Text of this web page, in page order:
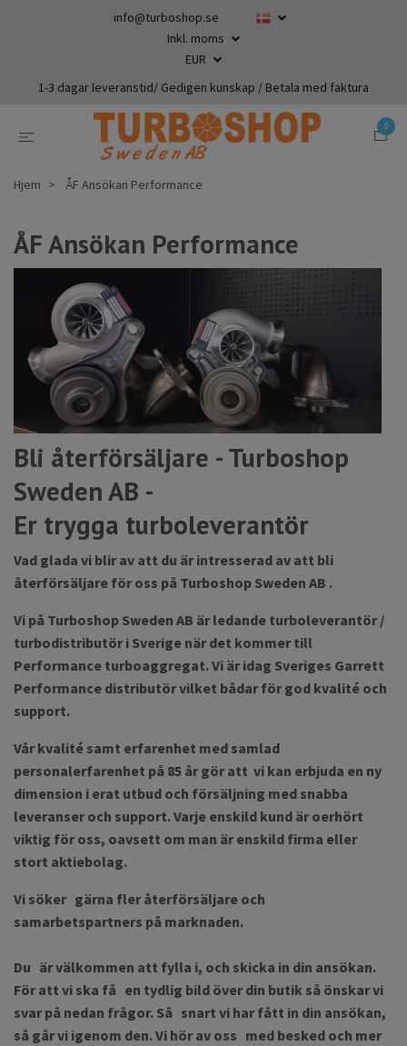
info@turboshop.se
Inkl. moms
EUR
1-3 dagar leveranstid/ Gedigen kunskap / Betala med faktura
0
Hjem ÅF Ansökan Performance
ÅF Ansökan Performance
Bli återförsäljare - Turboshop
Sweden AB -
Er trygga turboleverantör
Vad glada vi blir av att du är intresserad av att bli
återförsäljare för oss på Turboshop Sweden AB .
Vi på Turboshop Sweden AB är ledande turboleverantör /
turbodistributör i Sverige när det kommer till
Performance turboaggregat. Vi är idag Sveriges Garrett
Performance distributör vilket bådar för god kvalité och
support.
Vår kvalité samt erfarenhet med samlad
personalerfarenhet på 85 år gör att vi kan erbjuda en ny
dimension i erat utbud och försäljning med snabba
leveranser och support. Varje enskild kund är oerhört
viktig för oss, oavsett om man är enskild firma eller
stort aktiebolag.
Vi söker gärna fler återförsäljare och
samarbetspartners på marknaden.
Du är välkommen att fylla i, och skicka in din ansökan.
För att vi ska få en tydlig bild över din butik så önskar vi
svar på nedan frågor. Så snart vi har fått in din ansökan,
så går vi igenom den. Vi hör av oss med besked och mer